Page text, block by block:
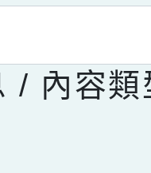
容會更
/ 內容類